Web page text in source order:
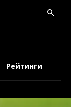
Рейтинги